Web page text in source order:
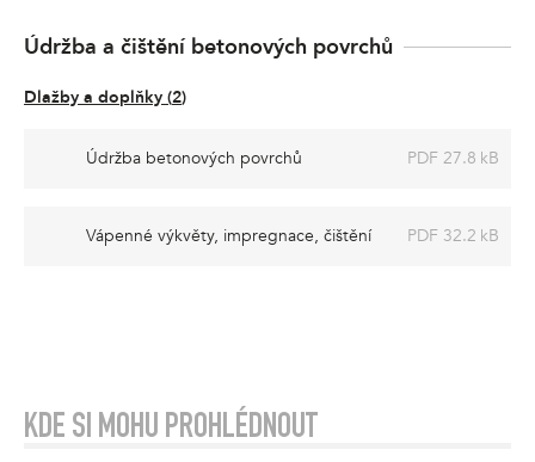
Údržba a čištění betonových povrchů
Dlažby a doplňky (2)
Údržba betonových povrchů PDF 27.8 kB
Vápenné výkvěty, impregnace, čištění PDF 32.2 kB
KDE SI MOHU PROHLÉDNOUT